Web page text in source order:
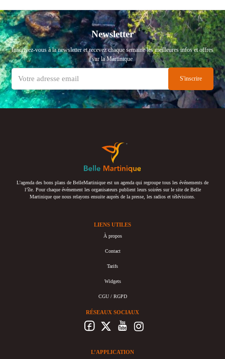
Newsletter
Inscrivez-vous à la newsletter et recevez chaque semaine les meilleures infos et offres
sur la Martinique
L’agenda des bons plans de BelleMartinique est un agenda qui regroupe tous les événements de
l’île. Pour chaque événement les organisateurs publient leurs soirées sur le site de Belle
Martinique que nous relayons ensuite auprès de la presse, les radios et télévisions.
LIENS UTILES
À propos
Contact
Tarifs
Widgets
CGU / RGPD
RÉSEAUX SOCIAUX
L’APPLICATION